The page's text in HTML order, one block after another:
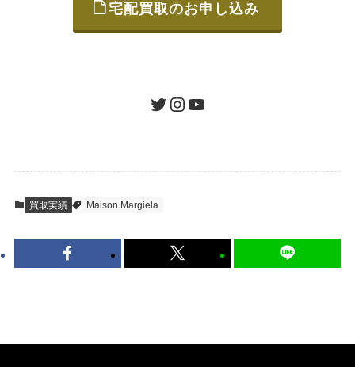
ご発送
査定結果のご承認 / 入金
到着即日に査定いたします。買取金額にご納
得いただければ、最短即日の入金が可能で
宅配買取のお申し込み
ツイッターインスタグラムユーチューブ
買取実績 Maison Margiela